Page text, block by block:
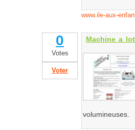
www.ile-aux-
0
Votes
Voter
Machine a lot
volumineuses.